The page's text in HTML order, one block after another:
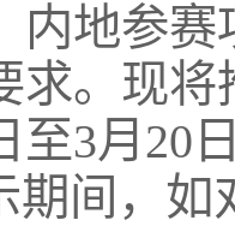
内地参赛
求。现将
至3月20日
期间，如